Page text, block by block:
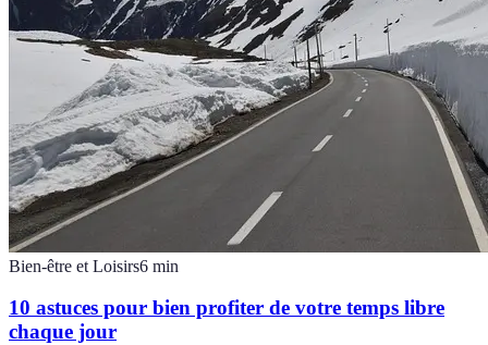
Bien-être et Loisirs6 min
10 astuces pour bien profiter de votre temps libre
chaque jour